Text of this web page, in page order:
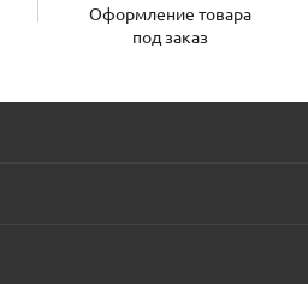
Оформление товара
под заказ